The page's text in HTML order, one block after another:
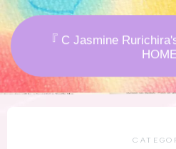
★アロマハーブ傾向チェック
『 C Jasmine